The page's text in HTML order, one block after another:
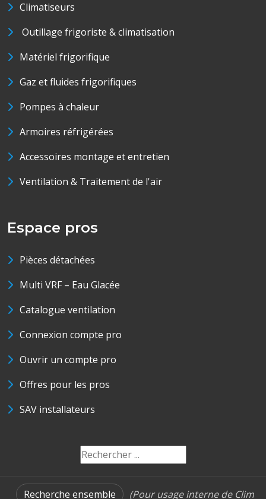
Climatiseurs
Outillage frigoriste & climatisation
Matériel frigorifique
Gaz et fluides frigorifiques
Pompes à chaleur
Armoires réfrigérées
Accessoires montage et entretien
Ventilation & Traitement de l'air
Espace pros
Pièces détachées
Multi VRF – Eau Glacée
Catalogue ventilation
Connexion compte pro
Ouvrir un compte pro
Offres pour les pros
SAV installateurs
Recherche ensemble (Pour usage interne de Clim